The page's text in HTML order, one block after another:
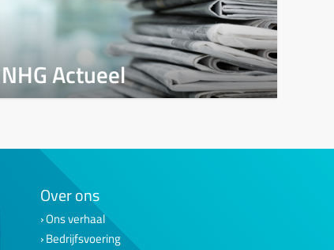
NHG Actueel
Over ons
Ons verhaal
Bedrijfsvoering